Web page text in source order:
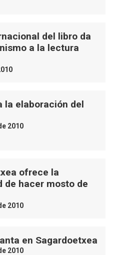
del libro da
a la lectura
la elaboración del
2010
ofrece la
de hacer mosto de
2010
en Sagardoetxea
2010